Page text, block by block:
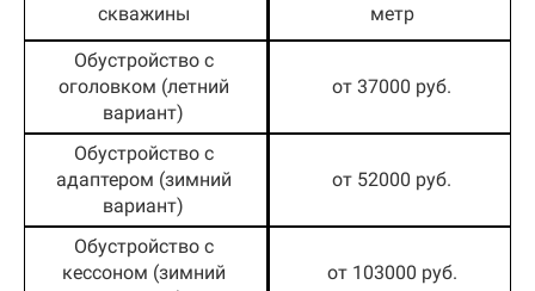
скважины
метр
Обустройство с
оголовком (летний
вариант)
от 37000 руб.
Обустройство с
адаптером (зимний
вариант)
от 52000 руб.
Обустройство с
кессоном (зимний
от 103000 руб.